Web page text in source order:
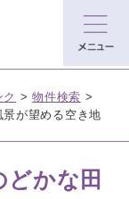
>物件検索 >
が望める空き地
かな田